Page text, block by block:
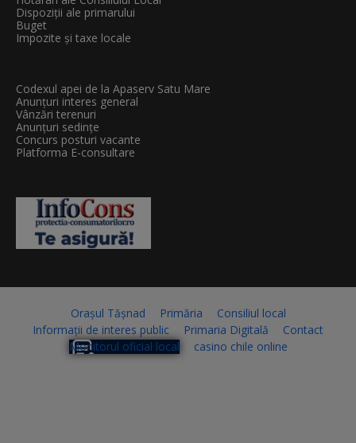
Dispoziții ale primarului
Buget
Impozite și taxe locale
Codexul apei de la Apaserv Satu Mare
Anunțuri interes general
Vânzări terenuri
Anunțuri sedințe
Concurs posturi vacante
Platforma E-consultare
Orașul Tășnad Primăria
Consiliul local
Informații de interes public
Primaria Digitală
Contact
Monitorul oficial local
casino chile online